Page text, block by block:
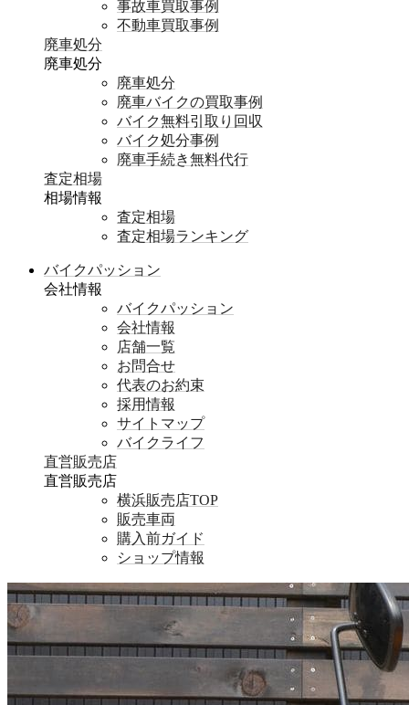
事故車買取事例
不動車買取事例
廃車処分
廃車処分
廃車処分
廃車バイクの買取事例
バイク無料引取り回収
バイク処分事例
廃車手続き無料代行
査定相場
相場情報
査定相場
査定相場ランキング
バイクパッション
会社情報
バイクパッション
会社情報
店舗一覧
お問合せ
代表のお約束
採用情報
サイトマップ
バイクライフ
直営販売店
直営販売店
横浜販売店TOP
販売車両
購入前ガイド
ショップ情報